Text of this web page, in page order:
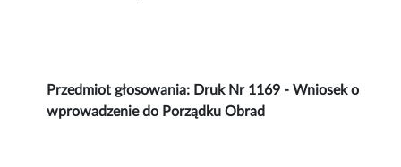
Przedmiot głosowania: Druk Nr 1169 - Wniosek o
wprowadzenie do Porządku Obrad